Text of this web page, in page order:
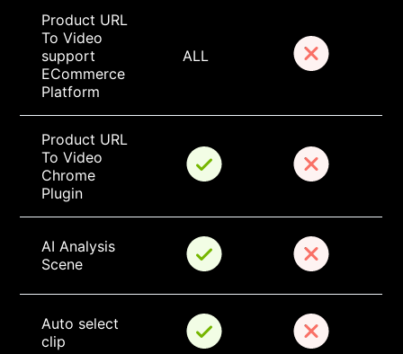
Product URL
To Video
support
ECommerce
Platform
ALL
Product URL
To Video
Chrome
Plugin
AI Analysis
Scene
Auto select
clip